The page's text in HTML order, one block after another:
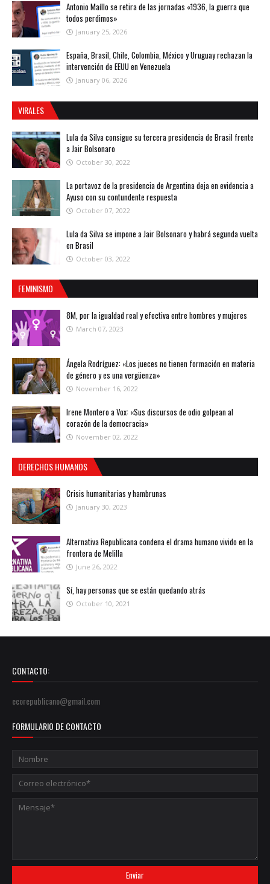
Antonio Maíllo se retira de las jornadas «1936, la guerra que
todos perdimos»
January 25, 2026
España, Brasil, Chile, Colombia, México y Uruguay rechazan la
intervención de EEUU en Venezuela
January 06, 2026
VIRALES
Lula da Silva consigue su tercera presidencia de Brasil frente
a Jair Bolsonaro
October 30, 2022
La portavoz de la presidencia de Argentina deja en evidencia a
Ayuso con su contundente respuesta
October 07, 2022
Lula da Silva se impone a Jair Bolsonaro y habrá segunda vuelta
en Brasil
October 03, 2022
FEMINISMO
8M, por la igualdad real y efectiva entre hombres y mujeres
March 07, 2023
Ángela Rodríguez: «Los jueces no tienen formación en materia
de género y es una vergüenza»
November 16, 2022
Irene Montero a Vox: «Sus discursos de odio golpean al
corazón de la democracia»
November 02, 2022
DERECHOS HUMANOS
Crisis humanitarias y hambrunas
January 30, 2023
Alternativa Republicana condena el drama humano vivido en la
frontera de Melilla
June 26, 2022
Sí, hay personas que se están quedando atrás
October 10, 2021
CONTACTO:
ecorepublicano@gmail.com
FORMULARIO DE CONTACTO